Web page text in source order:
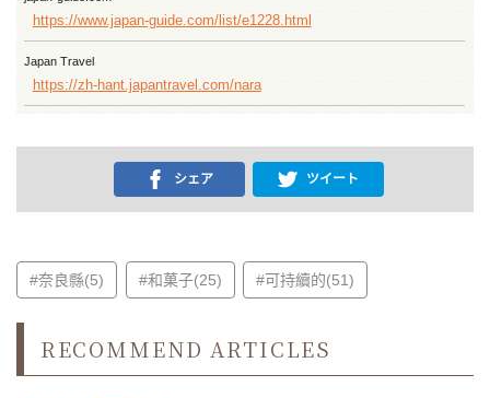
https://www.japan-guide.com/list/e1228.html
Japan Travel
https://zh-hant.japantravel.com/nara
シェア ツイート
#奈良縣(5) #和菓子(25) #可持續的(51)
RECOMMEND ARTICLES